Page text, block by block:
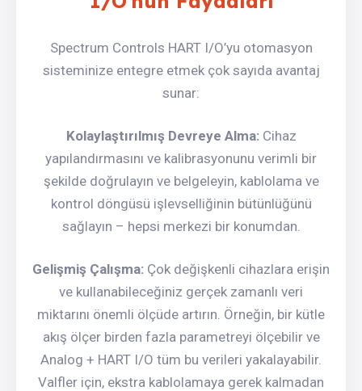
Spectrum Controls HART I/O’yu otomasyon
sisteminize entegre etmek çok sayıda avantaj
sunar:
Kolaylaştırılmış Devreye Alma:Cihaz
yapılandırmasını ve kalibrasyonunu verimli bir
şekilde doğrulayın ve belgeleyin, kablolama ve
kontrol döngüsü işlevselliğinin bütünlüğünü
sağlayın – hepsi merkezi bir konumdan.
Gelişmiş Çalışma: Çok değişkenli cihazlara erişin
ve kullanabileceğiniz gerçek zamanlı veri
miktarını önemli ölçüde artırın. Örneğin, bir kütle
akış ölçer birden fazla parametreyi ölçebilir ve
Analog + HART I/O tüm bu verileri yakalayabilir.
Valfler için, ekstra kablolamaya gerek kalmadan